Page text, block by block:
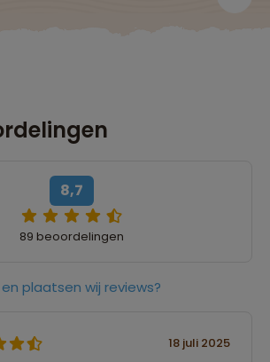
8,7
89 beoordelingen
plaatsen wij reviews?
18 juli 2025